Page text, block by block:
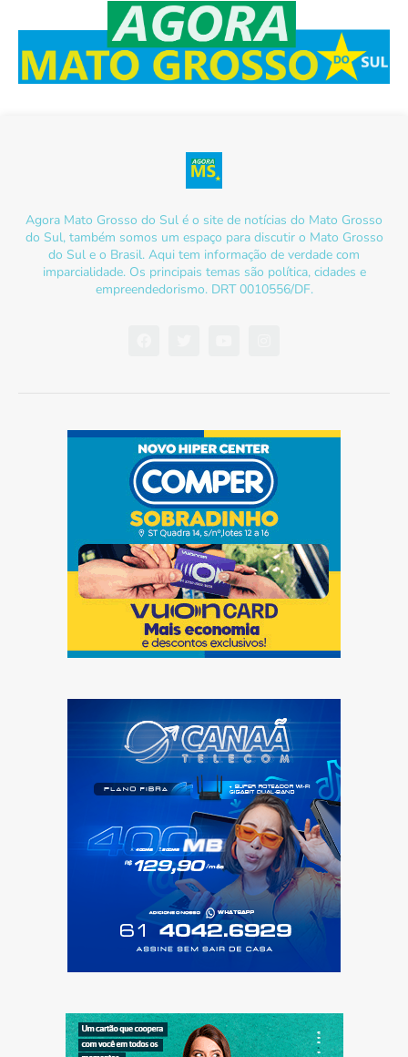
Agora Mato Grosso do Sul é o site de notícias do Mato Grosso
do Sul, também somos um espaço para discutir o Mato Grosso
do Sul e o Brasil. Aqui tem informação de verdade com
imparcialidade. Os principais temas são política, cidades e
empreendedorismo. DRT 0010556/DF.